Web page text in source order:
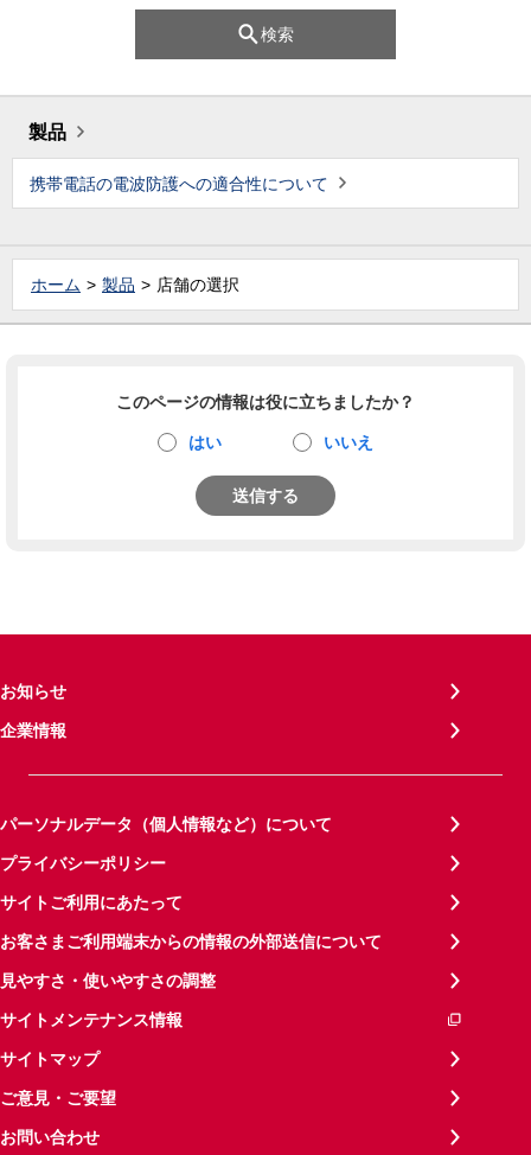
検索
製品
携帯電話の電波防護への適合性について
ホーム 製品 店舗の選択
このページの情報は役に立ちましたか？
はい いいえ
送信する
お知らせ
企業情報
パーソナルデータ（個人情報など）について
プライバシーポリシー
サイトご利用にあたって
お客さまご利用端末からの情報の外部送信について
見やすさ・使いやすさの調整
サイトメンテナンス情報
サイトマップ
ご意見・ご要望
お問い合わせ